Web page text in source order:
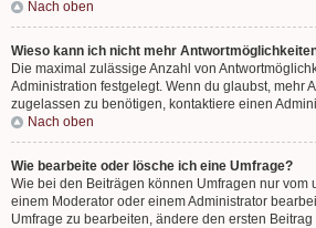
Nach oben
Wieso kann ich nicht mehr
Die maximal zulässige Anzahl von
Administration festgelegt. Wenn du glaubst, mehr
zugelassen zu benötigen, kontaktiere einen
Nach oben
Wie bearbeite oder lösche ich eine Umfrage?
Wie bei den Beiträgen können Umfragen nur vom
einem Moderator oder einem Administrator
Umfrage zu bearbeiten, ändere den ersten